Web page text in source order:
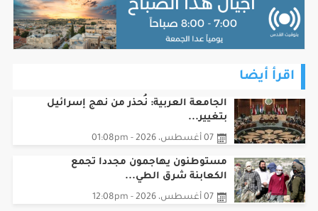
بتغيير...
07 أغسطس، 2026 - 01:08pm
مستوطنون يهاجمون مجددا تجمع
الكعابنة شرق الطي...
07 أغسطس، 2026 - 12:08pm
الفلسطينية صهباء الشوا ضمن القادة